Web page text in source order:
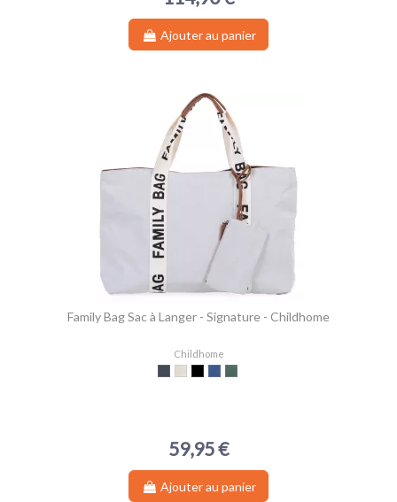
Ajouter au panier
Family Bag Sac à Langer - Signature - Childhome
Childhome
59,95 €
NoirOff White
Terracota
Indigo
Vert
Ajouter au panier